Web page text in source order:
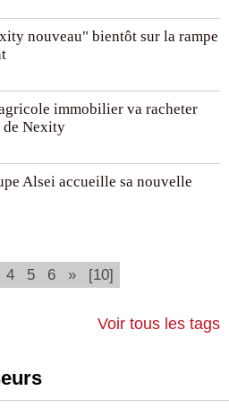
nouveau" bientôt sur la rampe
immobilier va racheter
de Nexity
Alsei accueille sa nouvelle
4 5 6 » [10]
Voir tous les tags